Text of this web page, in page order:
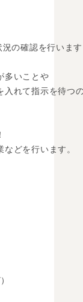
の確認を行いま
多いことや
入れて指示を待つ
どを行います。